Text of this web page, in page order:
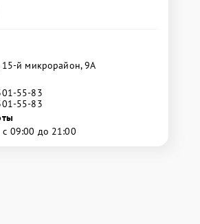
15-й микрорайон, 9А
55-83
55-83
с 09:00 до 21:00